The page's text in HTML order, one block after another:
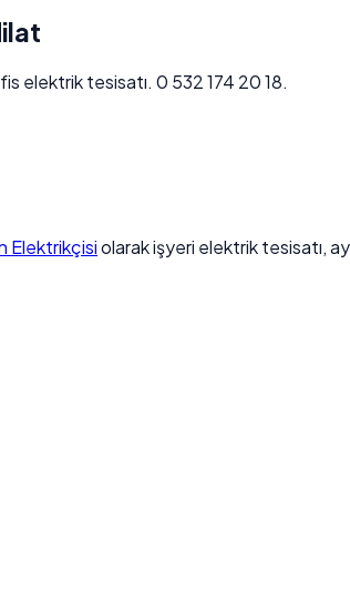
elektrik tesisatı. 0 532 174 20 18.
Elektrikçisiolarak işyeri elektrik tesisatı,